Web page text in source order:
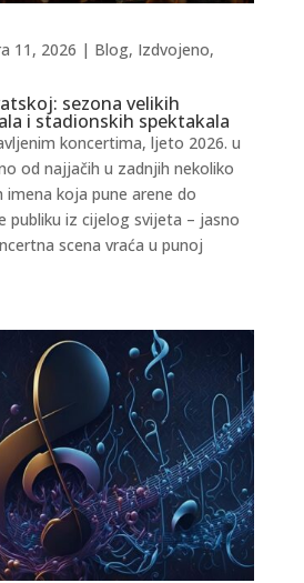
sezona velikih
i stadionskih spektakala
11, 2026 | Blog, Izdvojeno,
koncertima, ljeto 2026. u
od najjačih u zadnjih nekoliko
imena koja pune arene do
publiku iz cijelog svijeta – jasno
scena vraća u punoj